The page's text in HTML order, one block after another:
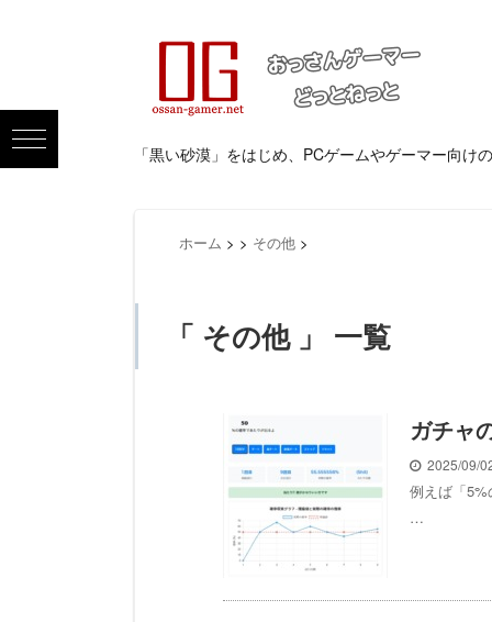
「黒い砂漠」をはじめ、PCゲームやゲーマー向け
ホーム > > その他 >
「 その他 」 一覧
ガチャ
2025/09/
例えば「
…